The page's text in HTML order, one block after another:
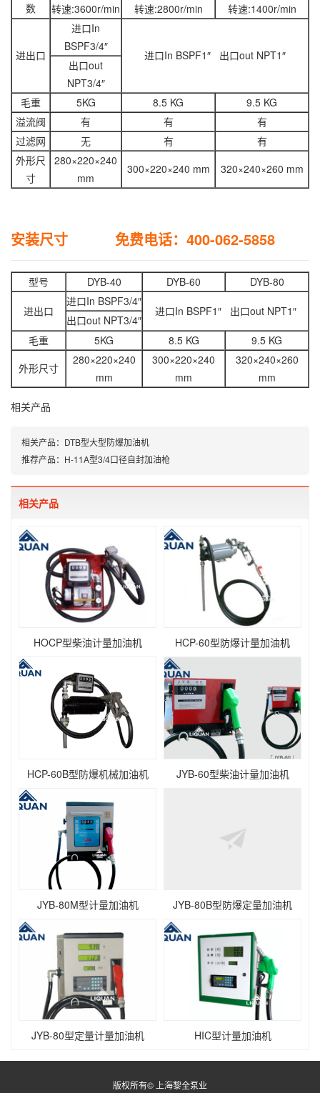
数
转速:3600r/min
转速:2800r/min 转速:1400r/min
进出口
进口In
BSPF3/4″
进口In BSPF1″ 出口out NPT1″
出口out
NPT3/4″
毛重
5KG 8.5 KG
9.5 KG
溢流阀
有 有
有
过滤网
无 有
有
外形尺
寸
280×220×240
mm
300×220×240 mm 320×240×260 mm
安装尺寸 免费电话：400-062-5858
型号 DYB-40 DYB-60 DYB-80
进出口
进口In BSPF3/4″
进口In BSPF1″ 出口out NPT1″
出口out NPT3/4″
毛重
5KG 8.5 KG
9.5 KG
外形尺寸
280×220×240
mm
300×220×240
mm
320×240×260
mm
相关产品
相关产品： DTB型大型防爆加油机
推荐产品： H-11A型3/4口径自封加油枪
相关产品
HOCP型柴油计量加油机 HCP-60型防爆计量加油机
HCP-60B型防爆机械加油机 JYB-60型柴油计量加油机
JYB-80M型计量加油机 JYB-80B型防爆定量加油机
JYB-80型定量计量加油机 HIC型计量加油机
版权所有© 上海黎全泵业